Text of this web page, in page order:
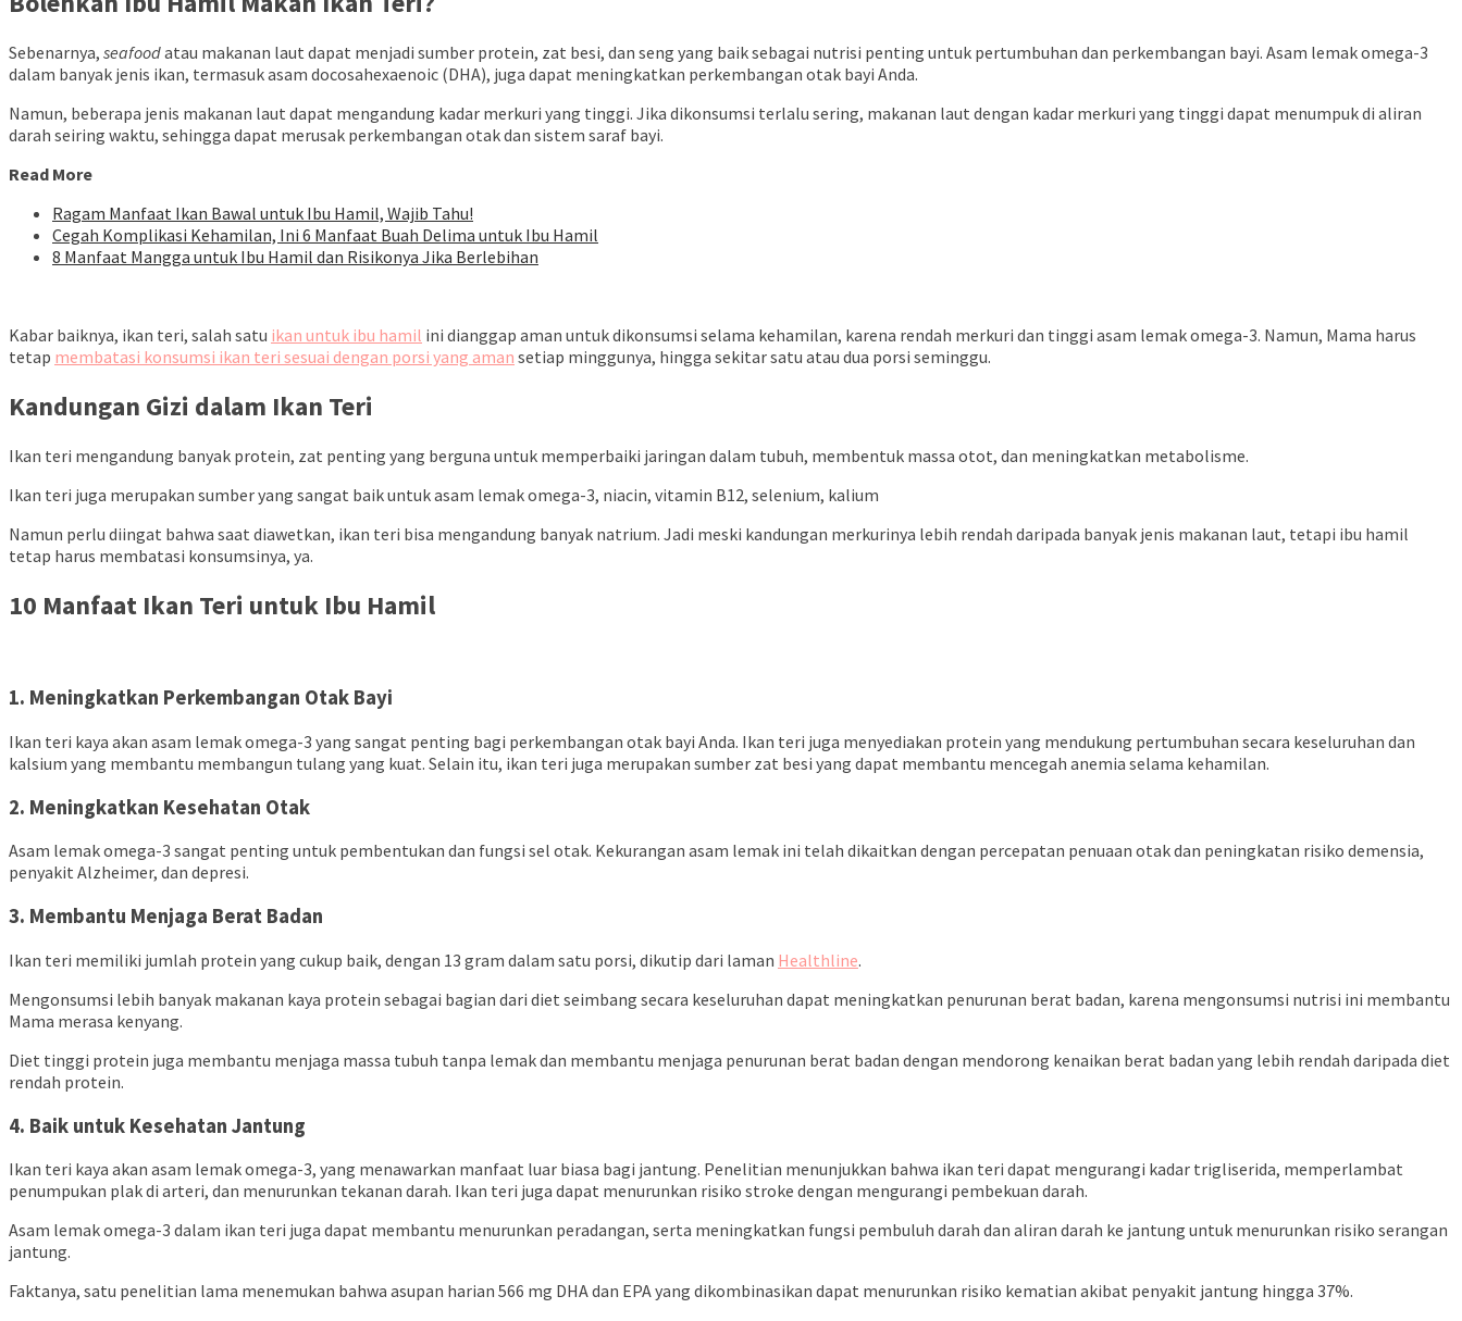
Sebenarnya, seafoodatau makanan laut dapat menjadi sumber protein, zat besi, dan seng yang baik sebagai nutrisi penting untuk pertumbuhan dan perkembangan bayi. Asam lemak omega-3
dalam banyak jenis ikan, termasuk asam docosahexaenoic (DHA), juga dapat meningkatkan perkembangan otak bayi Anda.
Namun, beberapa jenis makanan laut dapat mengandung kadar merkuri yang tinggi. Jika dikonsumsi terlalu sering, makanan laut dengan kadar merkuri yang tinggi dapat menumpuk di aliran
darah seiring waktu, sehingga dapat merusak perkembangan otak dan sistem saraf bayi.
Read More
Ragam Manfaat Ikan Bawal untuk Ibu Hamil, Wajib Tahu!
Cegah Komplikasi Kehamilan, Ini 6 Manfaat Buah Delima untuk Ibu Hamil
8 Manfaat Mangga untuk Ibu Hamil dan Risikonya Jika Berlebihan
Kabar baiknya, ikan teri, salah satu ikan untuk ibu hamil ini dianggap aman untuk dikonsumsi selama kehamilan, karena rendah merkuri dan tinggi asam lemak omega-3. Namun, Mama harus
tetap membatasi konsumsi ikan teri sesuai dengan porsi yang aman setiap minggunya, hingga sekitar satu atau dua porsi seminggu.
Kandungan Gizi dalam Ikan Teri
Ikan teri mengandung banyak protein, zat penting yang berguna untuk memperbaiki jaringan dalam tubuh, membentuk massa otot, dan meningkatkan metabolisme.
Ikan teri juga merupakan sumber yang sangat baik untuk asam lemak omega-3, niacin, vitamin B12, selenium, kalium
Namun perlu diingat bahwa saat diawetkan, ikan teri bisa mengandung banyak natrium. Jadi meski kandungan merkurinya lebih rendah daripada banyak jenis makanan laut, tetapi ibu hamil
tetap harus membatasi konsumsinya, ya.
10 Manfaat Ikan Teri untuk Ibu Hamil
1. Meningkatkan Perkembangan Otak Bayi
Ikan teri kaya akan asam lemak omega-3 yang sangat penting bagi perkembangan otak bayi Anda. Ikan teri juga menyediakan protein yang mendukung pertumbuhan secara keseluruhan dan
kalsium yang membantu membangun tulang yang kuat. Selain itu, ikan teri juga merupakan sumber zat besi yang dapat membantu mencegah anemia selama kehamilan.
2. Meningkatkan Kesehatan Otak
Asam lemak omega-3 sangat penting untuk pembentukan dan fungsi sel otak. Kekurangan asam lemak ini telah dikaitkan dengan percepatan penuaan otak dan peningkatan risiko demensia,
penyakit Alzheimer, dan depresi.
3. Membantu Menjaga Berat Badan
Ikan teri memiliki jumlah protein yang cukup baik, dengan 13 gram dalam satu porsi, dikutip dari laman Healthline.
Mengonsumsi lebih banyak makanan kaya protein sebagai bagian dari diet seimbang secara keseluruhan dapat meningkatkan penurunan berat badan, karena mengonsumsi nutrisi ini membantu
Mama merasa kenyang.
Diet tinggi protein juga membantu menjaga massa tubuh tanpa lemak dan membantu menjaga penurunan berat badan dengan mendorong kenaikan berat badan yang lebih rendah daripada diet
rendah protein.
4. Baik untuk Kesehatan Jantung
Ikan teri kaya akan asam lemak omega-3, yang menawarkan manfaat luar biasa bagi jantung. Penelitian menunjukkan bahwa ikan teri dapat mengurangi kadar trigliserida, memperlambat
penumpukan plak di arteri, dan menurunkan tekanan darah. Ikan teri juga dapat menurunkan risiko stroke dengan mengurangi pembekuan darah.
Asam lemak omega-3 dalam ikan teri juga dapat membantu menurunkan peradangan, serta meningkatkan fungsi pembuluh darah dan aliran darah ke jantung untuk menurunkan risiko serangan
jantung.
Faktanya, satu penelitian lama menemukan bahwa asupan harian 566 mg DHA dan EPA yang dikombinasikan dapat menurunkan risiko kematian akibat penyakit jantung hingga 37%.